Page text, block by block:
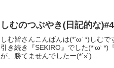
しむのつぶやき(日記的な
しむ皆さんこんばんは(*´▽｀*)しむ